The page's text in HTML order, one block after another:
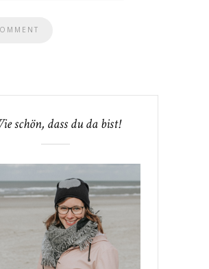
schön, dass du da bist!